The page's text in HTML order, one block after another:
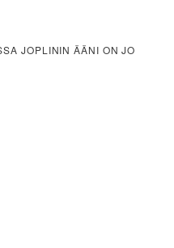
JOPLININ ÄÄNI ON JO